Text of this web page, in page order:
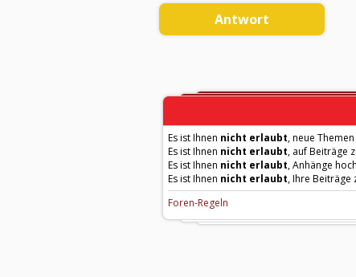
Antwort
Es ist Ihnen nicht erlaubt, neue
Es ist Ihnen nicht erlaubt, auf Beiträge
Es ist Ihnen nicht erlaubt, Anhänge
Es ist Ihnen nicht erlaubt, Ihre Beiträge
Foren-Regeln